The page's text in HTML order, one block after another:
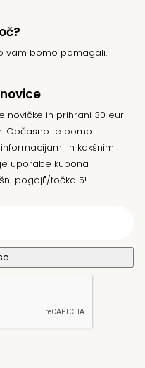
vam bomo pomagali.
novičke in prihrani 30 eur
Občasno te bomo
in kakšnim
uporabe kupona
pogoji"/točka 5!